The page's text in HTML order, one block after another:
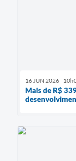
16 JUN 2026 -
Mais de R$